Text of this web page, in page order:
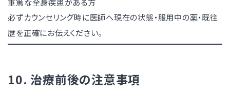
必ずカウンセリング時に医師へ現在の状態・服用中の薬・既往
歴を正確にお伝えください。
10. 治療前後の注意事項